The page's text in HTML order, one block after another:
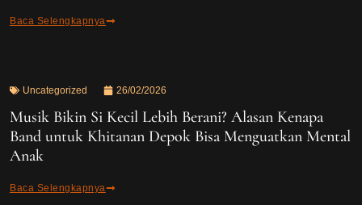
Baca Selengkapnya
Uncategorized 26/02/2026
Musik Bikin Si Kecil Lebih Berani? Alasan Kenapa
Band untuk Khitanan Depok Bisa Menguatkan Mental
Anak
Baca Selengkapnya